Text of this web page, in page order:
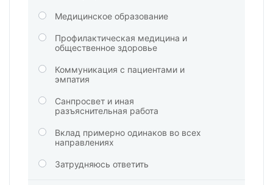
Медицинское образование
Профилактическая медицина и
общественное здоровье
Коммуникация с пациентами и
эмпатия
Санпросвет и иная
разъяснительная работа
Вклад примерно одинаков во всех
направлениях
Затрудняюсь ответить